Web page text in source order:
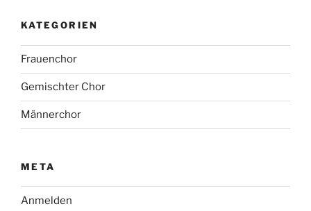
KATEGORIEN
Frauenchor
Gemischter Chor
Männerchor
META
Anmelden